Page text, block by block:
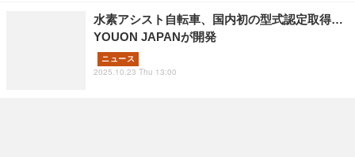
水素アシスト自転車、国内初の型式認定取得…
YOUON JAPANが開発
ニュース
2025.10.23 Thu 13:00